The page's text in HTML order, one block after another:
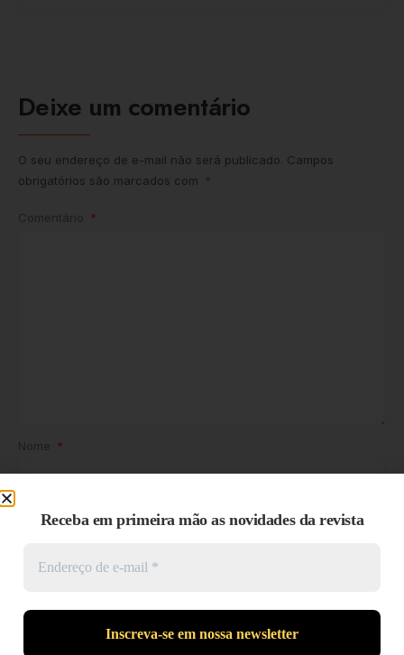
Deixe um comentário
O seu endereço de e-mail não será publicado. Campos
obrigatórios são marcados com *
*
*
E-mail*
Site
Receba em primeira mão as novidades da revista